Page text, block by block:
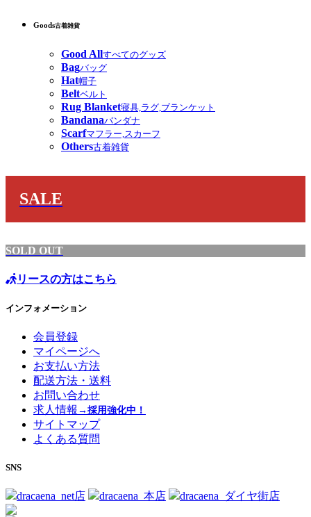
Goods古着雑貨
Good Allすべてのグッズ
Bagバッグ
Hat帽子
Beltベルト
Rug Blanket寝具,ラグ,ブランケット
Bandanaバンダナ
Scarfマフラー,スカーフ
Others古着雑貨
SALE
SOLD OUT
リースの方はこちら
インフォメーション
会員登録
マイページへ
お支払い方法
配送方法・送料
お問い合わせ
求人情報 →採用強化中！
サイトマップ
よくある質問
SNS
dracaena_net店 dracaena_本店 dracaena_ダイヤ街店